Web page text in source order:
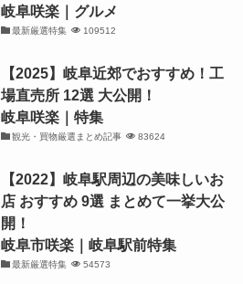
岐阜咲楽｜グルメ
最新厳選特集 109512
【2025】岐阜近郊でおすすめ！工
場直売所 12選 大公開！
岐阜咲楽｜特集
観光・買物厳選まとめ記事 83624
【2022】岐阜駅周辺の美味しいお
店 おすすめ 9選 まとめて一挙大公
開！
岐阜市咲楽｜岐阜駅前特集
最新厳選特集 54573